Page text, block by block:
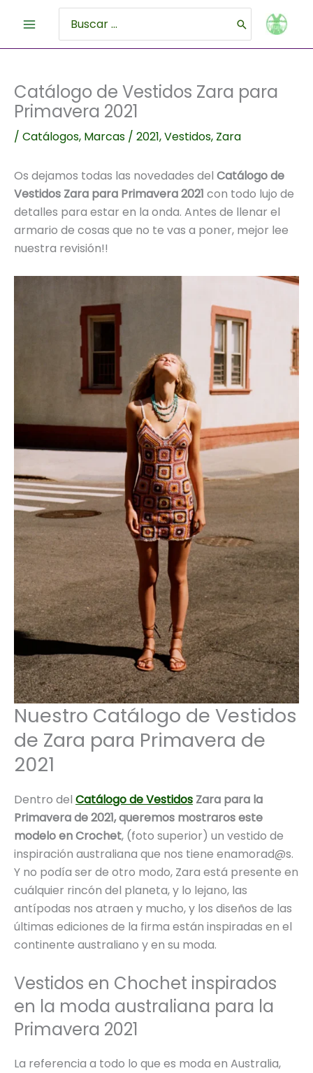
contenido
Buscar
por:
Catálogo de Vestidos Zara para
Primavera 2021
/ Catálogos, Marcas / 2021,Vestidos, Zara
Os dejamos todas las novedades del Catálogo de
Vestidos Zara para Primavera 2021 con todo lujo de
detalles para estar en la onda. Antes de llenar el
armario de cosas que no te vas a poner, mejor lee
nuestra revisión!!
Nuestro Catálogo de Vestidos
de Zara para Primavera de
2021
Dentro del Catálogo de Vestidos Zara para la
Primavera de 2021, queremos mostraros este
modelo en Crochet, (foto superior) un vestido de
inspiración australiana que nos tiene enamorad@s.
Y no podía ser de otro modo, Zara está presente en
cuálquier rincón del planeta, y lo lejano, las
antípodas nos atraen y mucho, y los diseños de las
últimas ediciones de la firma están inspiradas en el
continente australiano y en su moda.
Vestidos en Chochet inspirados
en la moda australiana para la
Primavera 2021
La referencia a todo lo que es moda en Australia,